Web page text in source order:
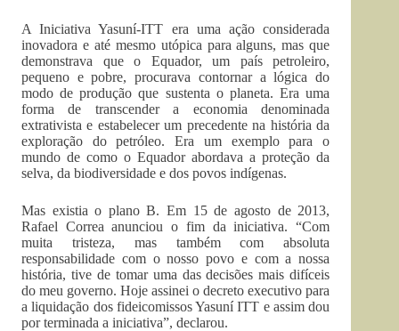
A Iniciativa Yasuní-ITT era uma ação considerada
inovadora e até mesmo utópica para alguns, mas que
demonstrava que o Equador, um país petroleiro,
pequeno e pobre, procurava contornar a lógica do
modo de produção que sustenta o planeta. Era uma
forma de transcender a economia denominada
extrativista e estabelecer um precedente na história da
exploração do petróleo. Era um exemplo para o
mundo de como o Equador abordava a proteção da
selva, da biodiversidade e dos povos indígenas.
Mas existia o plano B. Em 15 de agosto de 2013,
Rafael Correa anunciou o fim da iniciativa. “Com
muita tristeza, mas também com absoluta
responsabilidade com o nosso povo e com a nossa
história, tive de tomar uma das decisões mais difíceis
do meu governo. Hoje assinei o decreto executivo para
a liquidação dos fideicomissos Yasuní ITT e assim dou
por terminada a iniciativa”, declarou.